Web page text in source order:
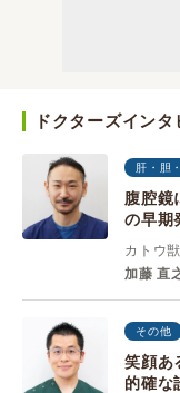
ドクターズイン
肝・胆
腹腔鏡
の早期
カトウ
加藤 直
その他
笑顔あ
的確な